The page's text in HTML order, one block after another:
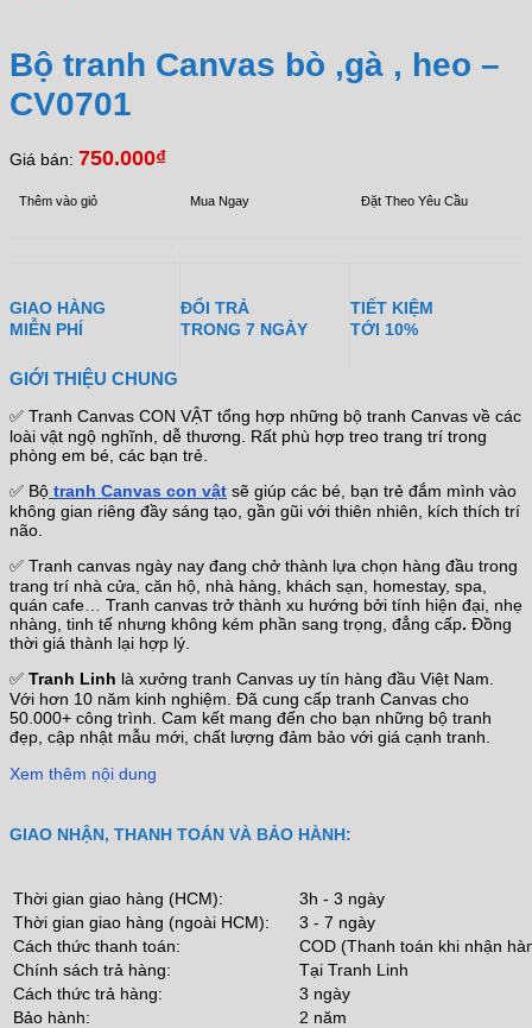
Bộ tranh Canvas bò ,gà , heo –
CV0701
Giá bán: 750.000₫
Thêm vào giỏ Mua Ngay Đặt Theo Yêu Cầu
GIAO HÀNG
MIỄN PHÍ
ĐỔI TRẢ
TRONG 7 NGÀY
TIẾT KIỆM
TỚI 10%
GIỚI THIỆU CHUNG
✅ Tranh Canvas CON VẬT tổng hợp những bộ tranh Canvas về các
loài vật ngộ nghĩnh, dễ thương. Rất phù hợp treo trang trí trong
phòng em bé, các bạn trẻ.
✅ Bộ tranh Canvas con vật sẽ giúp các bé, bạn trẻ đắm mình vào
không gian riêng đầy sáng tạo, gần gũi với thiên nhiên, kích thích trí
não.
✅ Tranh canvas ngày nay đang chở thành lựa chọn hàng đầu trong
trang trí nhà cửa, căn hộ, nhà hàng, khách sạn, homestay, spa,
quán cafe… Tranh canvas trở thành xu hướng bởi tính hiện đại, nhẹ
nhàng, tinh tế nhưng không kém phần sang trọng, đẳng cấp. Đồng
thời giá thành lại hợp lý.
✅ Tranh Linh là xưởng tranh Canvas uy tín hàng đầu Việt Nam.
Với hơn 10 năm kinh nghiệm. Đã cung cấp tranh Canvas cho
50.000+ công trình. Cam kết mang đến cho bạn những bộ tranh
đẹp, cập nhật mẫu mới, chất lượng đảm bảo với giá cạnh tranh.
Xem thêm nội dung
GIAO NHẬN, THANH TOÁN VÀ BẢO HÀNH:
Thời gian giao hàng (HCM):
3h - 3 ngày
Thời gian giao hàng (ngoài HCM):
3 - 7 ngày
Cách thức thanh toán:
COD (Thanh toán khi nhận
Chính sách trả hàng:
Tại Tranh Linh
Cách thức trả hàng:
3 ngày
Bảo hành:
2 năm